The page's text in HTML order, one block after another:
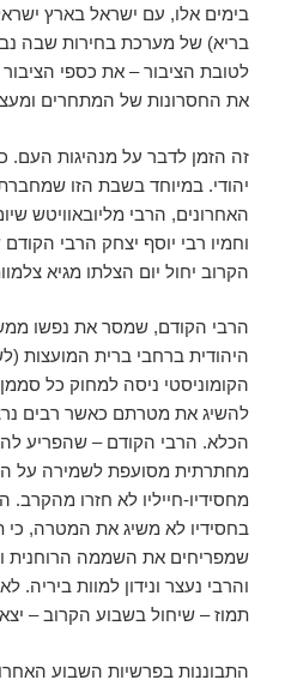
בימים אלו, עם ישראל בארץ
בריא) של מערכת בחירות שבה
לטובת הציבור – את כספי
את החסרונות של המתחרים
זה הזמן לדבר על מנהיגות העם.
יהודי. במיוחד בשבת הזו
האחרונים, הרבי מליובאוויטש
וחמיו רבי יוסף יצחק הרבי
הקרוב יחול יום הצלתו מגיא
הרבי הקודם, שמסר את נפשו
היהודית ברחבי ברית המועצות
הקומוניסטי ניסה למחוק כל
להשיג את מטרתם כאשר רבים
הכלא. הרבי הקודם – שהפריע
מחתרתית מסועפת לשמירה על
מחסידיו-חייליו לא חזרו
בחסידיו לא משיג את המטרה, כי
שמפריחים את השממה הרוחנית
והרבי נעצר ונידון למוות ביריה.
תמוז – שיחול בשבוע הקרוב –
התבוננות בפרשיות השבוע